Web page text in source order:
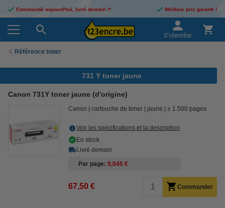
Commandé aujourd'hui, livré demain !* Meilleur prix garanti !
S'identifier
Référence toner
731 Y toner jaune
Canon 731Y toner jaune (d'origine)
Canon cartouche de toner jaune ± 1.500 pages
Voir les spécifications et la description
En stock
Livré demain
Par page 0,045 €
67,50 € Commander